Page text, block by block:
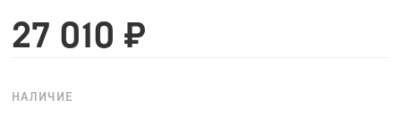
27 010 ₽
НАЛИЧИЕ